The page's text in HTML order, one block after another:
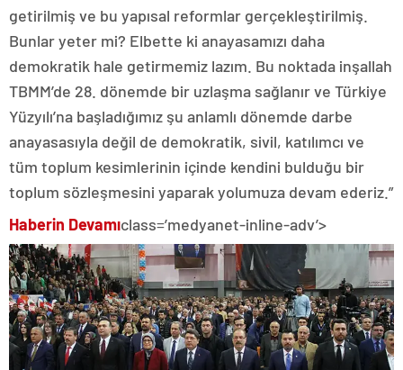
getirilmiş ve bu yapısal reformlar gerçekleştirilmiş.
Bunlar yeter mi? Elbette ki anayasamızı daha
demokratik hale getirmemiz lazım. Bu noktada inşallah
TBMM’de 28. dönemde bir uzlaşma sağlanır ve Türkiye
Yüzyılı’na başladığımız şu anlamlı dönemde darbe
anayasasıyla değil de demokratik, sivil, katılımcı ve
tüm toplum kesimlerinin içinde kendini bulduğu bir
toplum sözleşmesini yaparak yolumuza devam ederiz.”
Haberin Devamıclass=’medyanet-inline-adv’>